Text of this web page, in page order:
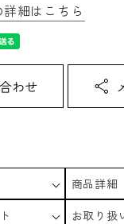
細はこちら
商品詳細
お取り扱